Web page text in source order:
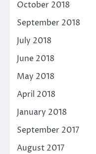
October 2018
September 2018
July 2018
June 2018
May 2018
April 2018
January 2018
September 2017
August 2017